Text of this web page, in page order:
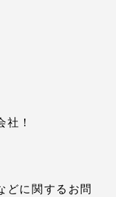
！
どに関するお問